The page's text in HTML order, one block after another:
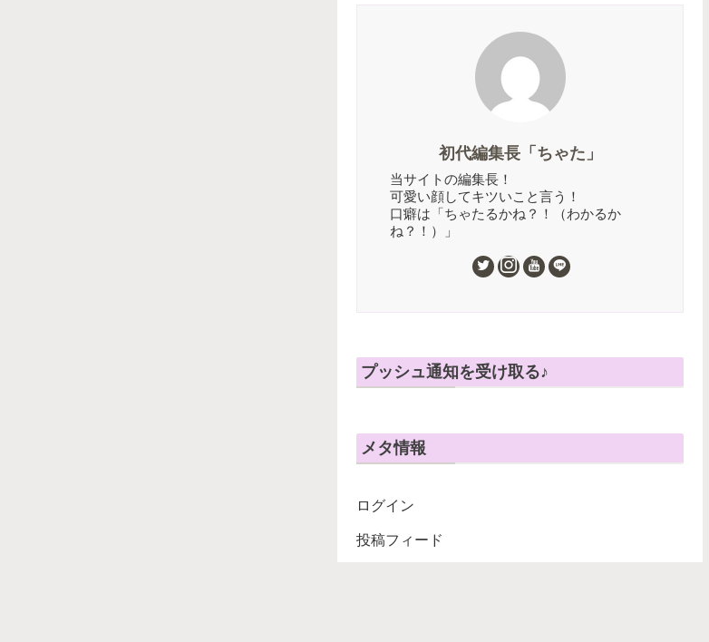
初代編集長「ちゃた」
当サイトの編集長！
可愛い顔してキツいこと言う！
口癖は「ちゃたるかね？！（わかるか
ね？！）」
プッシュ通知を受け取る♪
メタ情報
ログイン
投稿フィード